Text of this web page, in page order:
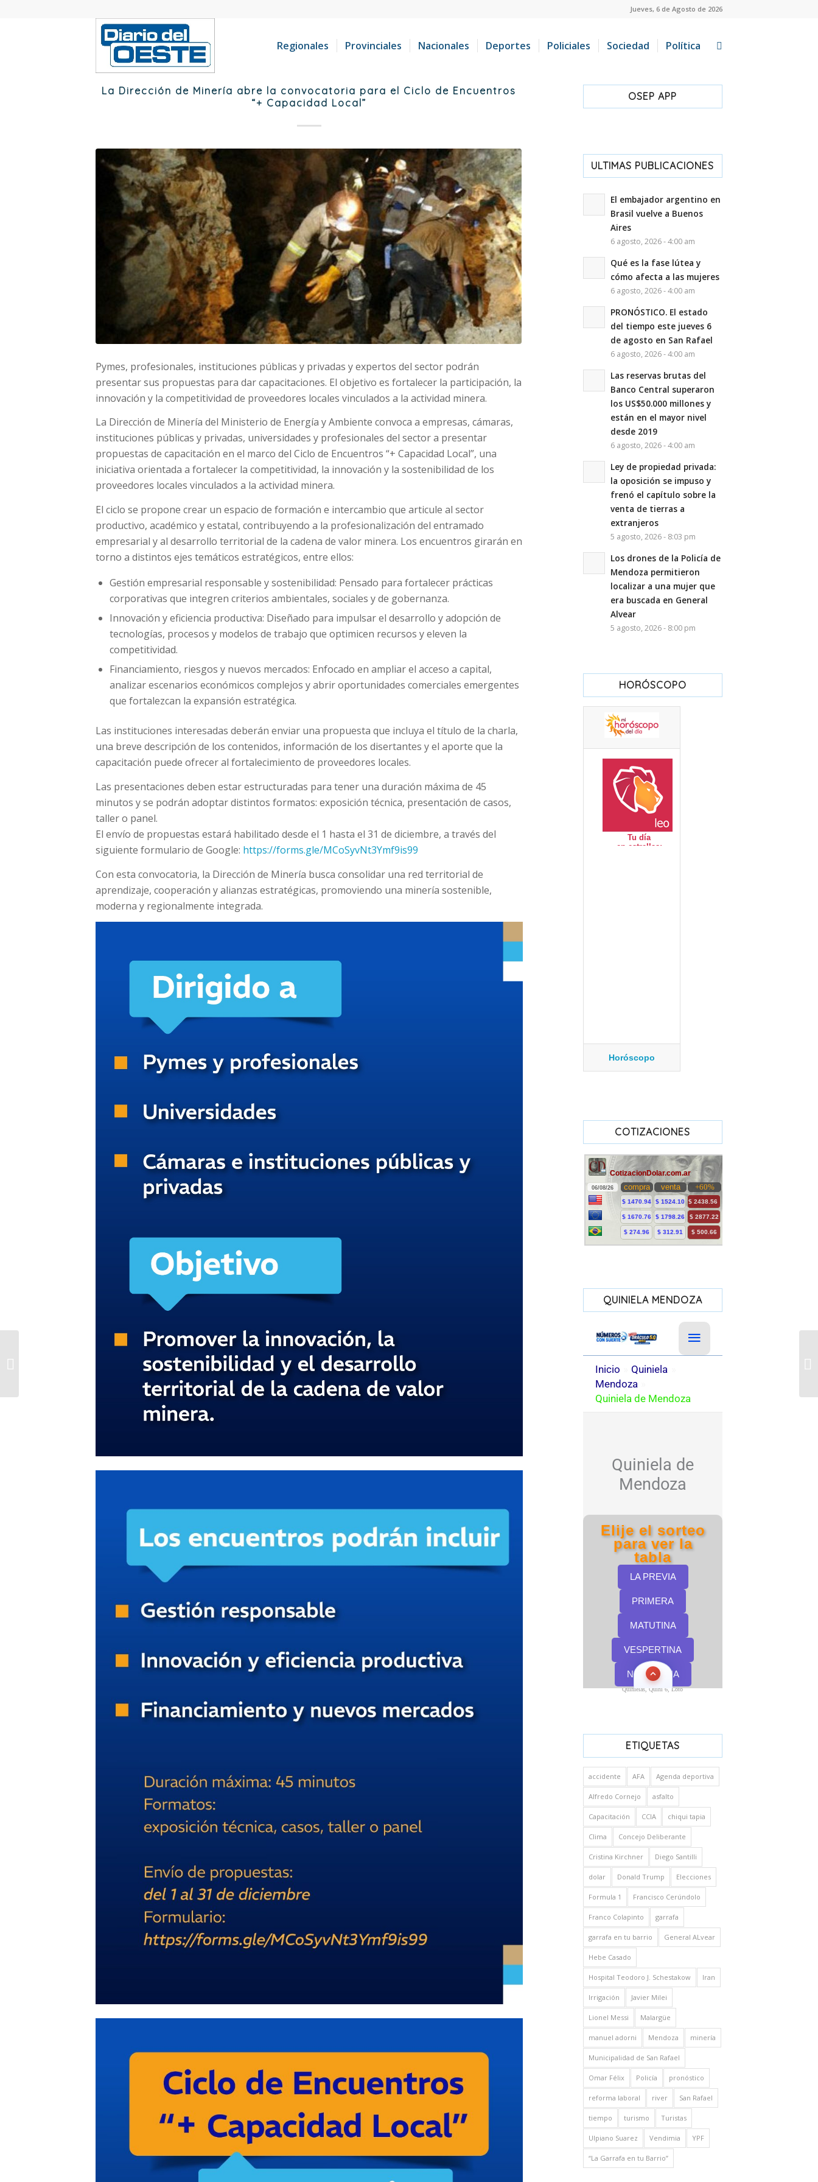
Jueves, 6 de Agosto de 2026
Regionales Provinciales Nacionales Deportes Policiales Sociedad Política
La Dirección de Minería abre la convocatoria para el Ciclo de Encuentros
“+ Capacidad Local”
Pymes, profesionales, instituciones públicas y privadas y expertos del sector podrán
presentar sus propuestas para dar capacitaciones. El objetivo es fortalecer la participación, la
innovación y la competitividad de proveedores locales vinculados a la actividad minera.
La Dirección de Minería del Ministerio de Energía y Ambiente convoca a empresas, cámaras,
instituciones públicas y privadas, universidades y profesionales del sector a presentar
propuestas de capacitación en el marco del Ciclo de Encuentros “+ Capacidad Local”, una
iniciativa orientada a fortalecer la competitividad, la innovación y la sostenibilidad de los
proveedores locales vinculados a la actividad minera.
El ciclo se propone crear un espacio de formación e intercambio que articule al sector
productivo, académico y estatal, contribuyendo a la profesionalización del entramado
empresarial y al desarrollo territorial de la cadena de valor minera. Los encuentros girarán en
torno a distintos ejes temáticos estratégicos, entre ellos:
Gestión empresarial responsable y sostenibilidad: Pensado para fortalecer prácticas
corporativas que integren criterios ambientales, sociales y de gobernanza.
Innovación y eficiencia productiva: Diseñado para impulsar el desarrollo y adopción de
tecnologías, procesos y modelos de trabajo que optimicen recursos y eleven la
competitividad.
Financiamiento, riesgos y nuevos mercados: Enfocado en ampliar el acceso a capital,
analizar escenarios económicos complejos y abrir oportunidades comerciales emergentes
que fortalezcan la expansión estratégica.
Las instituciones interesadas deberán enviar una propuesta que incluya el título de la charla,
una breve descripción de los contenidos, información de los disertantes y el aporte que la
capacitación puede ofrecer al fortalecimiento de proveedores locales.
Las presentaciones deben estar estructuradas para tener una duración máxima de 45
minutos y se podrán adoptar distintos formatos: exposición técnica, presentación de casos,
taller o panel.
El envío de propuestas estará habilitado desde el 1 hasta el 31 de diciembre, a través del
siguiente formulario de Google: https://forms.gle/MCoSyvNt3Ymf9is99
Con esta convocatoria, la Dirección de Minería busca consolidar una red territorial de
aprendizaje, cooperación y alianzas estratégicas, promoviendo una minería sostenible,
moderna y regionalmente integrada.
OSEP APP
ULTIMAS PUBLICACIONES
El embajador argentino en
Brasil vuelve a Buenos
Aires
6 agosto, 2026 - 4:00 am
Qué es la fase lútea y
cómo afecta a las mujeres
6 agosto, 2026 - 4:00 am
PRONÓSTICO. El estado
del tiempo este jueves 6
de agosto en San Rafael
6 agosto, 2026 - 4:00 am
Las reservas brutas del
Banco Central superaron
los US$50.000 millones y
están en el mayor nivel
desde 2019
6 agosto, 2026 - 4:00 am
Ley de propiedad privada:
la oposición se impuso y
frenó el capítulo sobre la
venta de tierras a
extranjeros
5 agosto, 2026 - 8:03 pm
Los drones de la Policía de
Mendoza permitieron
localizar a una mujer que
era buscada en General
Alvear
5 agosto, 2026 - 8:00 pm
HORÓSCOPO
Horóscopo
COTIZACIONES
QUINIELA MENDOZA
Quinielas, Quini 6, Loto
ETIQUETAS
accidente AFA Agenda deportiva
Alfredo Cornejo asfalto
Capacitación CCIA chiqui tapia
Clima Concejo Deliberante
Cristina Kirchner Diego Santilli
dolar Donald Trump Elecciones
Formula 1 Francisco Cerúndolo
Franco Colapinto garrafa
garrafa en tu barrio General ALvear
Hebe Casado
Hospital Teodoro J. Schestakow Iran
Irrigación Javier Milei
Lionel Messi Malargüe
manuel adorni Mendoza minería
Municipalidad de San Rafael
Omar Félix Policía pronóstico
reforma laboral river San Rafael
tiempo turismo Turistas
Ulpiano Suarez Vendimia YPF
“La Garrafa en tu Barrio”